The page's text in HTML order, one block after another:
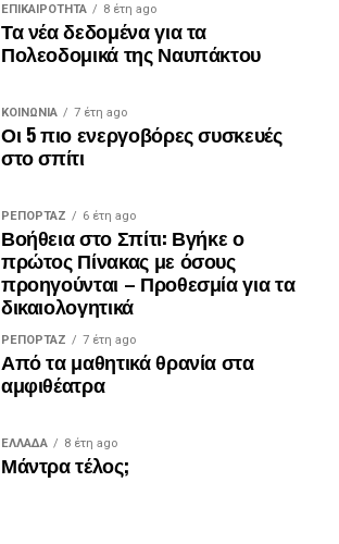
ΕΠΙΚΑΙΡΟΤΗΤΑ 8 έτη ago
Τα νέα δεδομένα για τα
Πολεοδομικά της Ναυπάκτου
ΚΟΙΝΩΝΙΑ 7 έτη ago
Οι 5 πιο ενεργοβόρες συσκευές
στο σπίτι
ΡΕΠΟΡΤΑΖ 6 έτη ago
Βοήθεια στο Σπίτι: Βγήκε ο
πρώτος Πίνακας με όσους
προηγούνται – Προθεσμία για τα
δικαιολογητικά
ΡΕΠΟΡΤΑΖ 7 έτη ago
Από τα μαθητικά θρανία στα
αμφιθέατρα
ΕΛΛΑΔΑ 8 έτη ago
Μάντρα τέλος;